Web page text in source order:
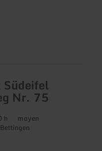
Nr. 75
h Difficulté
:
moyen